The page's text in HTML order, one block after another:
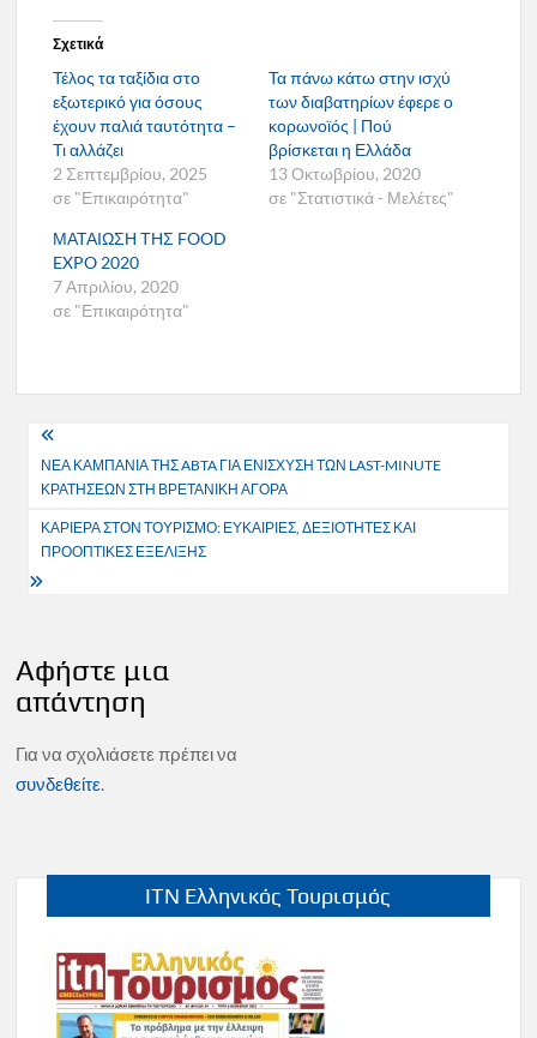
Σχετικά
Τέλος τα ταξίδια στο
εξωτερικό για όσους
έχουν παλιά ταυτότητα –
Τι αλλάζει
2 Σεπτεμβρίου, 2025
σε "Επικαιρότητα"
Τα πάνω κάτω στην ισχύ
των διαβατηρίων έφερε ο
κορωνοϊός | Πού
βρίσκεται η Ελλάδα
13 Οκτωβρίου, 2020
σε "Στατιστικά - Μελέτες"
ΜΑΤΑΙΩΣΗ ΤΗΣ FOOD
EXPO 2020
7 Απριλίου, 2020
σε "Επικαιρότητα"
Πλοήγηση
άρθρων
ΝΕΑ ΚΑΜΠΑΝΙΑ ΤΗΣ ABTA ΓΙΑ ΕΝΙΣΧΥΣΗ ΤΩΝ LAST-MINUTE
ΚΡΑΤΗΣΕΩΝ ΣΤΗ ΒΡΕΤΑΝΙΚΗ ΑΓΟΡΑ
ΚΑΡΙΕΡΑ ΣΤΟΝ ΤΟΥΡΙΣΜΟ: ΕΥΚΑΙΡΙΕΣ, ΔΕΞΙΟΤΗΤΕΣ ΚΑΙ
ΠΡΟΟΠΤΙΚΕΣ ΕΞΕΛΙΞΗΣ
Αφήστε μια
απάντηση
Για να σχολιάσετε πρέπει να
συνδεθείτε.
ITN Ελληνικός Τουρισμός